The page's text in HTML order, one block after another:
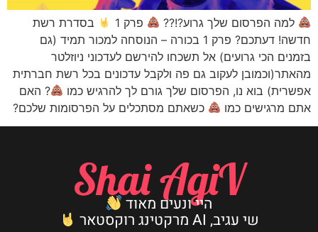
למה הפרסום שלך גרוע?!?? פרק 1
בסדרת רשת
חדשה! דעתכם? פרק 1 בכורה – הנוסחה למכור תמיד (גם
בזמנים הכי גרועים) אל תשכחו להירשם לעדכוני ניוזלטר
מהאתר(וכמובן לעקוב גם פה ולקבל עדכונים בכל רשת חברתית
אפשרית) בוא נו, הפרסום שלך גורם לך להרגיש כמו
? האם
אתם מרגישים כמו
כשאתם מסתכלים על הפרסומות שלכם?
Shai AgiV
היי ונעים מאוד
שי עגיב, AI מרקטינג רוקסטאר